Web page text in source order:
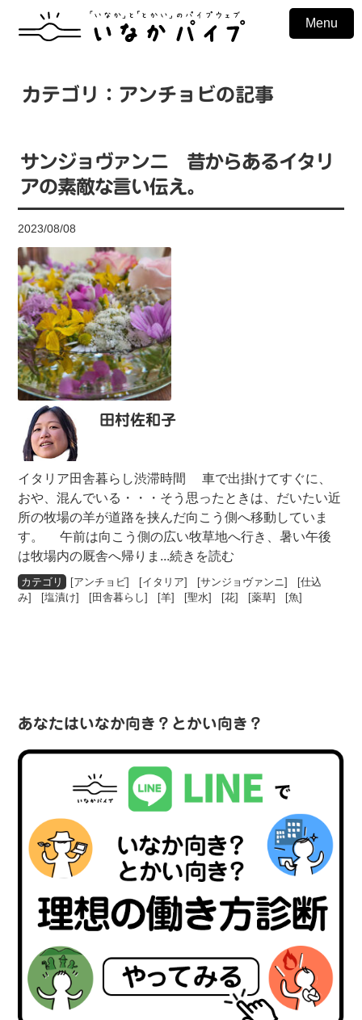
Menu
カテゴリ：アンチョビの記事
サンジョヴァンニ 昔からあるイタリ
アの素敵な言い伝え。
2023/08/08
田村佐和子
イタリア田舎暮らし渋滞時間 車で出掛けてすぐに、
おや、混んでいる・・・そう思ったときは、だいたい近
所の牧場の羊が道路を挟んだ向こう側へ移動していま
す。 午前は向こう側の広い牧草地へ行き、暑い午後
は牧場内の厩舎へ帰りま ...続きを読む
[アンチョビ] [イタリア] [サンジョヴァンニ] [仕込
み] [塩漬け] [田舎暮らし] [羊] [聖水] [花] [薬草] [魚]
あなたはいなか向き？とかい向き？